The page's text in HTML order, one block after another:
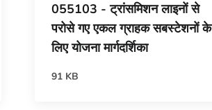
055103 - ट्रांसमिशन लाइनों से
परोसे गए एकल ग्राहक सबस्टेशनों के
लिए योजना मार्गदर्शिका
91 KB